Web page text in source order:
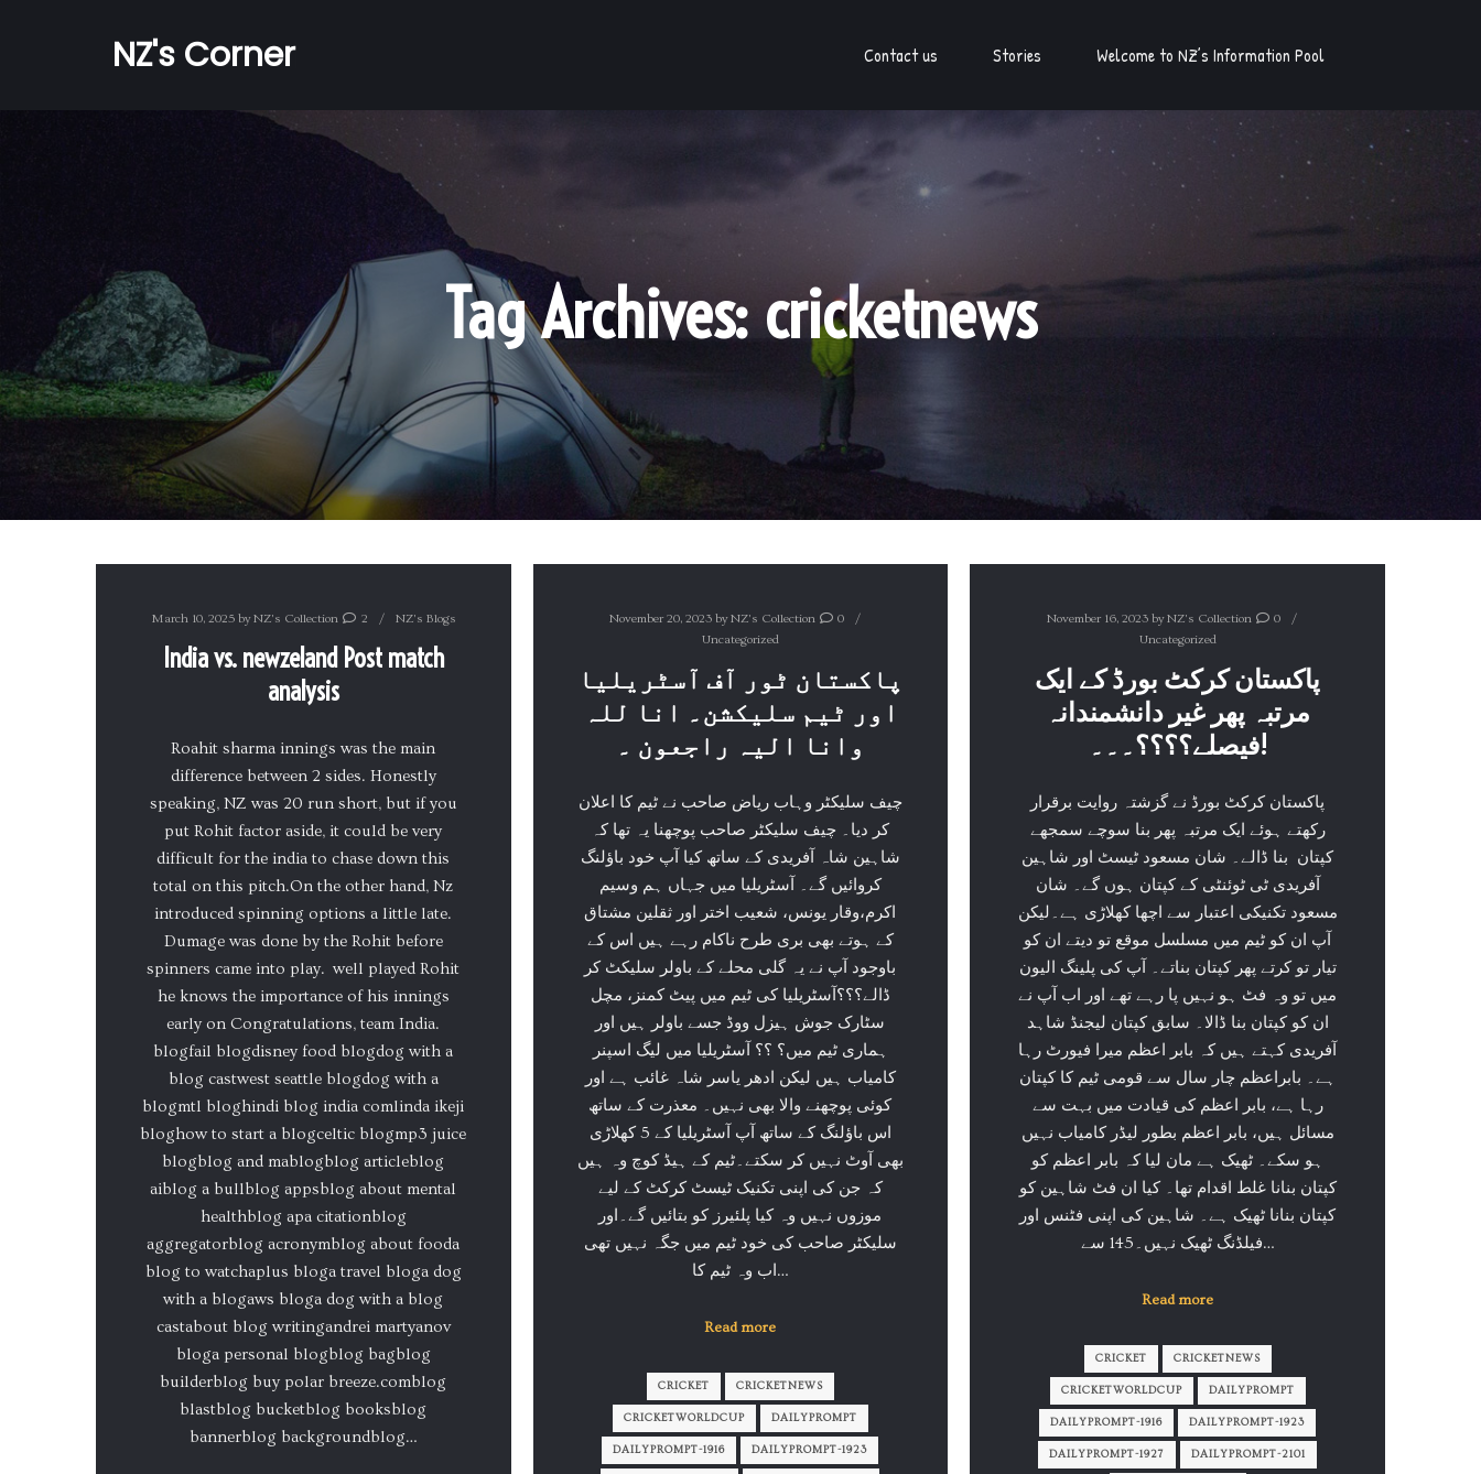
NZ's Corner Contact us Stories Welcome to NZ’s Information Pool
Tag Archives:cricketnews
March 10, 2025 byNZ's Collection 2 NZ's Blogs
India vs. newzeland Post match
analysis
Roahit sharma innings was the main
difference between 2 sides. Honestly
speaking, NZ was 20 run short, but if you
put Rohit factor aside, it could be very
difficult for the india to chase down this
total on this pitch.On the other hand, Nz
introduced spinning options a little late.
Dumage was done by the Rohit before
spinners came into play. well played Rohit
he knows the importance of his innings
early on Congratulations, team India.
blogfail blogdisney food blogdog with a
blog castwest seattle blogdog with a
blogmtl bloghindi blog india comlinda ikeji
bloghow to start a blogceltic blogmp3 juice
blogblog and mablogblog articleblog
aiblog a bullblog appsblog about mental
healthblog apa citationblog
aggregatorblog acronymblog about fooda
blog to watchaplus bloga travel bloga dog
with a blogaws bloga dog with a blog
castabout blog writingandrei martyanov
bloga personal blogblog bagblog
builderblog buy polar breeze.comblog
blastblog bucketblog booksblog
bannerblog backgroundblog…
November 20, 2023byNZ's Collection
0
Uncategorized
پاکستان ٹور آف آسٹریلیا
اور ٹیم سلیکشن۔ انا للہ
وانا الیہ راجعون ۔
چیف سلیکٹر وہاب ریاض صاحب نے ٹیم کا اعلان
کر دیا۔ چیف سلیکٹر صاحب پوچھنا یہ تھا کہ
شاہین شاہ آفریدی کے ساتھ کیا آپ خود باؤلنگ
کروائیں گے۔ آسٹریلیا میں جہاں ہم وسیم
اکرم،وقار یونس، شعیب اختر اور ثقلین مشتاق
کے ہوتے بھی بری طرح ناکام رہے ہیں اس کے
باوجود آپ نے یہ گلی محلے کے باولر سلیکٹ کر
ڈالے؟؟؟آسٹریلیا کی ٹیم میں پیٹ کمنز، مچل
سٹارک جوش ہیزل ووڈ جسے باولر ہیں اور
ہماری ٹیم میں؟ ؟؟ آسٹریلیا میں لیگ اسپنر
کامیاب ہیں لیکن ادھر یاسر شاہ غائب ہے اور
کوئی پوچھنے والا بھی نہیں۔ معذرت کے ساتھ
اس باؤلنگ کے ساتھ آپ آسٹریلیا کے 5 کھلاڑی
بھی آوٹ نہیں کر سکتے۔ٹیم کے ہیڈ کوچ وہ ہیں
کہ جن کی اپنی تکنیک ٹیسٹ کرکٹ کے لیے
موزوں نہیں وہ کیا پلئیرز کو بتائیں گے۔اور
سلیکٹر صاحب کی خود ٹیم میں جگہ نہیں تھی
اب وہ ٹیم کا…
Read more
CRICKET CRICKETNEWS
CRICKETWORLDCUP DAILYPROMPT
DAILYPROMPT-1916 DAILYPROMPT-1923
November 16, 2023byNZ's Collection
0
Uncategorized
پاکستان کرکٹ بورڈ کے ایک
مرتبہ پھر غیر دانشمندانہ
فیصلے؟؟؟؟۔۔۔!
پاکستان کرکٹ بورڈ نے گزشتہ روایت برقرار
رکھتے ہوئے ایک مرتبہ پھر بنا سوچے سمجھے
کپتان ‏ بنا ڈالے۔ شان مسعود ٹیسٹ اور شاہین
آفریدی ٹی ٹوئنٹی کے کپتان ہوں گے۔ شان
مسعود تکنیکی اعتبار سے اچھا کھلاڑی ہے۔لیکن
آپ ان کو ٹیم میں مسلسل موقع تو دیتے ان کو
تیار تو کرتے پھر کپتان بناتے۔ آپ کی پلینگ الیون
میں تو وہ فٹ ہو نہیں پا رہے تھے اور اب آپ نے
ان کو کپتان بنا ڈالا۔ سابق کپتان لیجنڈ شاہد
آفریدی کہتے ہیں کہ بابر اعظم میرا فیورٹ رہا
ہے۔ بابراعظم چار سال سے قومی ٹیم کا کپتان
رہا ہے، بابر اعظم کی قیادت میں بہت سے
مسائل ہیں، بابر اعظم بطور لیڈر کامیاب نہیں
ہو سکے۔ ٹھیک ہے مان لیا کہ بابر اعظم کو
کپتان بنانا غلط اقدام تھا۔ کیا ان فٹ شاہین کو
کپتان بنانا ٹھیک ہے۔ شاہین کی اپنی فٹنس اور
فیلڈنگ ٹھیک نہیں۔145 سے…
Read more
CRICKET CRICKETNEWS
CRICKETWORLDCUP DAILYPROMPT
DAILYPROMPT-1916 DAILYPROMPT-1923
DAILYPROMPT-1927 DAILYPROMPT-2101